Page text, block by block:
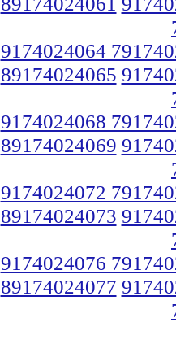
9174024064
89174024065
9174024068
89174024069
9174024072
89174024073
9174024076
89174024077